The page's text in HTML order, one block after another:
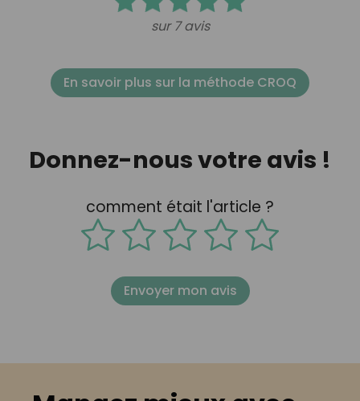
sur 7 avis
En savoir plus sur la méthode CROQ
Donnez-nous votre avis !
comment était l'article ?
Envoyer mon avis